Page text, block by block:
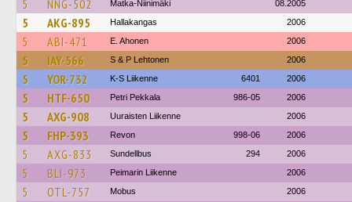
5 NNG-502 Matka-Niinimäki 08.2005
5 AKG-895 Hallakangas 2006
5 ABI-471 E. Ahonen 2006
5 IAY-566 S & P Lehtonen 2006
5 YOR-732 K-S Liikenne 6401 2006
5 HTF-650 Petri Pekkala 986-05 2006
5 AXG-908 Uuraisten Liikenne 2006
5 FHP-393 Revon 998-06 2006
5 AXG-833 Sundellbus 294 2006
5 BLI-973 Peimarin Liikenne 2006
5 OTL-757 Mobus 2006